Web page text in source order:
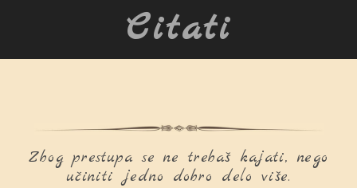
Citati
Zbog prestupa se ne trebaš kajati, nego
učiniti jedno dobro delo više.